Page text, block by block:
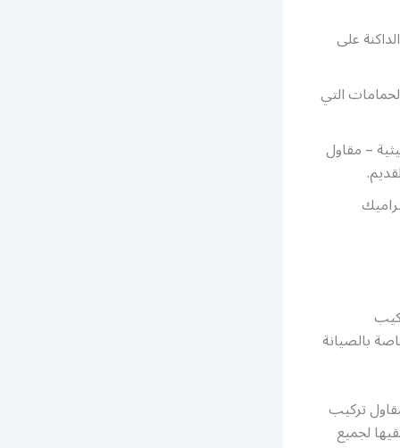
على
التي
– مقاول
بالصيانة
تركيب
لجميع